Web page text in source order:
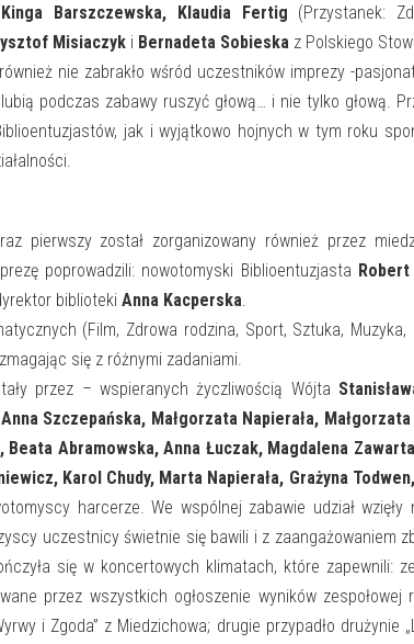
Barszczewska, Klaudia Fertig (Przystanek:
Misiaczyk i Bernadeta Sobieska z Polskiego
nie zabrakło wśród uczestników imprezy -
podczas zabawy ruszyć głową… i nie tylko głową.
jak i wyjątkowo hojnych w tym roku
pierwszy został zorganizowany również przez
poprowadzili: nowotomyski Biblioentuzjasta
biblioteki Anna Kacperska.
(Film, Zdrowa rodzina, Sport, Sztuka, Muzyka,
się z różnymi zadaniami.
przez – wspieranych życzliwością Wójta
Anna Szczepańska, Małgorzata Napierała,
Beata Abramowska, Anna Łuczak, Magdalena
Karol Chudy, Marta Napierała, Grażyna
harcerze. We wspólnej zabawie udział
uczestnicy świetnie się bawili i z zaangażowaniem
się w koncertowych klimatach, które zapewnili:
przez wszystkich ogłoszenie wyników zespołowej
i Zgoda” z Miedzichowa; drugie przypadło drużynie